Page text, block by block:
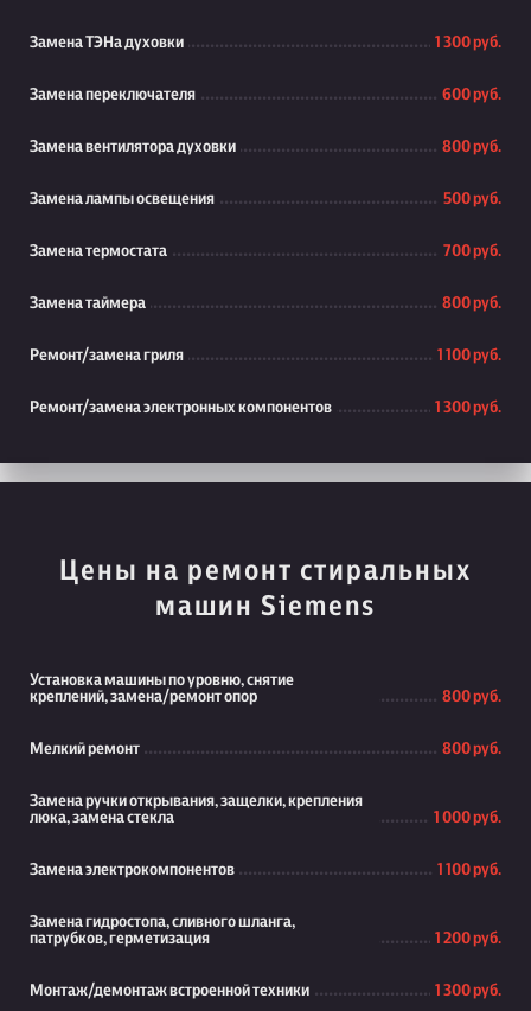
Замена ТЭНа духовки 1 300 руб.
Замена переключателя 600 руб.
Замена вентилятора духовки 800 руб.
Замена лампы освещения 500 руб.
Замена термостата 700 руб.
Замена таймера 800 руб.
Ремонт/замена гриля 1 100 руб.
Ремонт/замена электронных компонентов 1 300 руб.
Цены на ремонт стиральных
машин Siemens
Установка машины по уровню, снятие
креплений, замена/ремонт опор
800 руб.
Мелкий ремонт 800 руб.
Замена ручки открывания, защелки, крепления
люка, замена стекла
1 000 руб.
Замена электрокомпонентов 1 100 руб.
Замена гидростопа, сливного шланга,
патрубков, герметизация
1 200 руб.
Монтаж/демонтаж встроенной техники 1 300 руб.